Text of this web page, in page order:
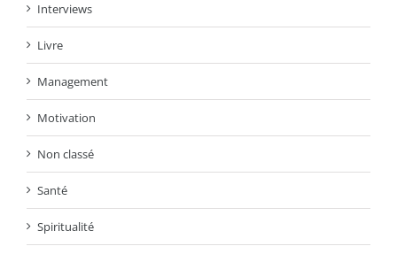
Interviews
Livre
Management
Motivation
Non classé
Santé
Spiritualité